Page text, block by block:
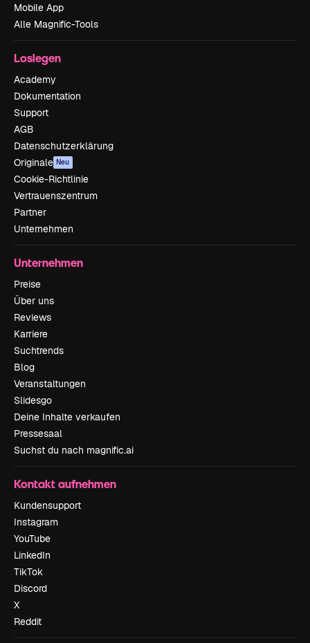
Mobile App
Alle Magnific-Tools
Loslegen
Academy
Dokumentation
Support
AGB
Datenschutzerklärung
Originale Neu
Cookie-Richtlinie
Vertrauenszentrum
Partner
Unternehmen
Unternehmen
Preise
Über uns
Reviews
Karriere
Suchtrends
Blog
Veranstaltungen
Slidesgo
Deine Inhalte verkaufen
Pressesaal
Suchst du nach magnific.ai
Kontakt aufnehmen
Kundensupport
Instagram
YouTube
LinkedIn
TikTok
Discord
X
Reddit